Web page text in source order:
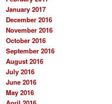
January 2017
December 2016
November 2016
October 2016
September 2016
August 2016
July 2016
June 2016
May 2016